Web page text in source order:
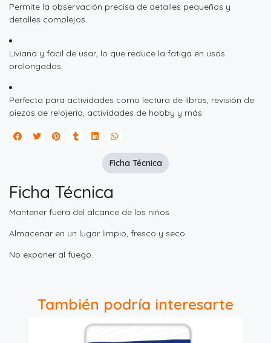
Permite la observación precisa de detalles pequeños y
detalles complejos.
Liviana y fácil de usar, lo que reduce la fatiga en usos
prolongados.
Perfecta para actividades como lectura de libros, revisión de
piezas de relojería, actividades de hobby y más.
Ficha Técnica
Mantener fuera del alcance de los niños
Almacenar en un lugar limpio, fresco y seco.
No exponer al fuego.
Ficha Técnica
También podría interesarte